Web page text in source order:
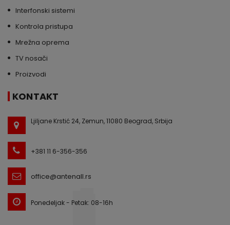
Interfonski sistemi
Kontrola pristupa
Mrežna oprema
TV nosači
Proizvodi
KONTAKT
Ljiljane Krstić 24, Zemun, 11080 Beograd, Srbija
+381 11 6-356-356
office@antenall.rs
Ponedeljak - Petak: 08-16h